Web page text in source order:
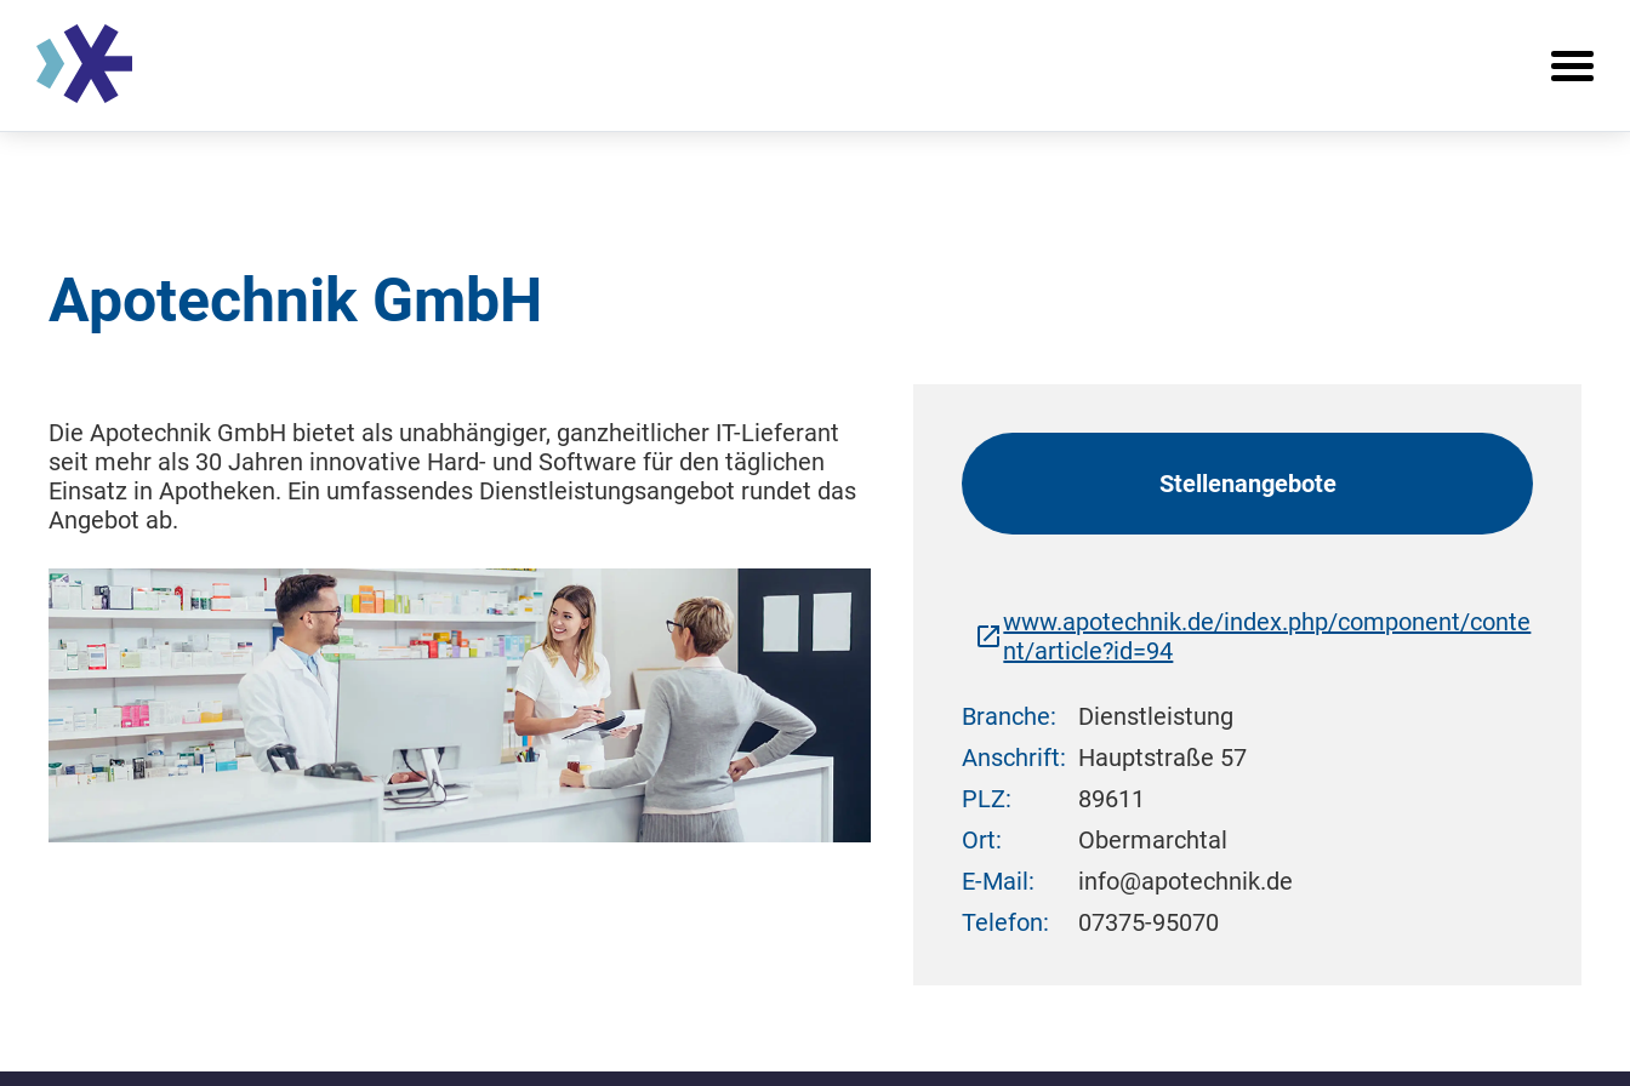
Apotechnik GmbH
Die Apotechnik GmbH bietet als unabhängiger, ganzheitlicher IT-Lieferant
seit mehr als 30 Jahren innovative Hard- und Software für den täglichen
Einsatz in Apotheken. Ein umfassendes Dienstleistungsangebot rundet das
Angebot ab.
Stellenangebote
www.apotechnik.de/index.php/component/conte
nt/article?id=94
Branche:
Dienstleistung
Anschrift: Hauptstraße 57
PLZ:
89611
Ort:
Obermarchtal
E-Mail:
info@apotechnik.de
Telefon:
07375-95070